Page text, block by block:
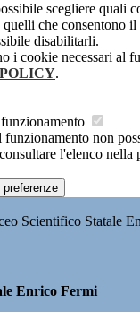
scegliere quali
che consentono
disabilitarli.
i cookie necessari al
.
non
l'elenco nella
Scientifico Statale
Enrico Fermi